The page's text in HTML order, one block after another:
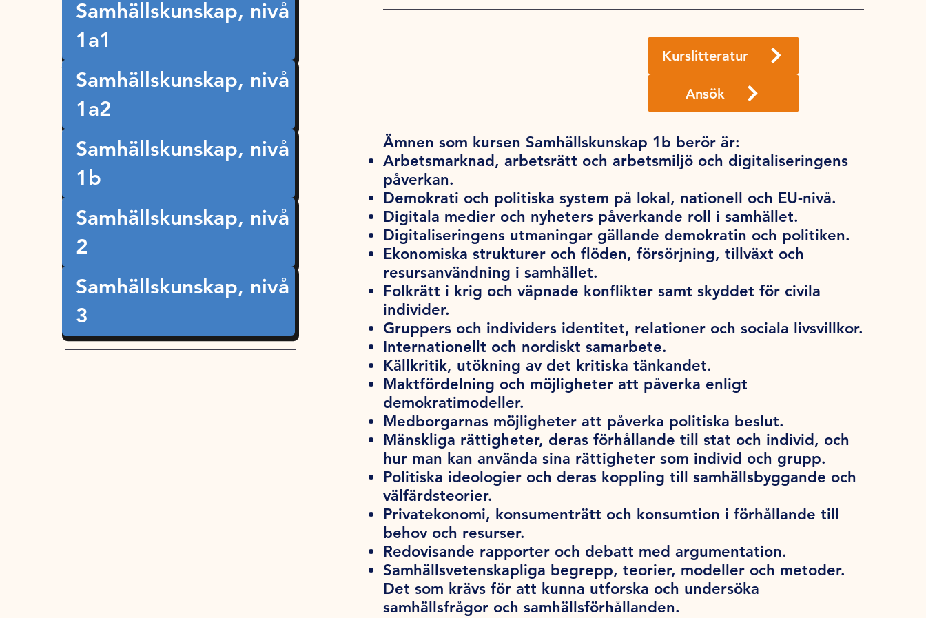
Samhällskunskap, nivå
1a1
Samhällskunskap, nivå
1a2
Samhällskunskap, nivå
1b
Samhällskunskap, nivå
2
Samhällskunskap, nivå
3
Kurslitteratur
Ansök
Ämnen som kursen Samhällskunskap 1b berör är:
Arbetsmarknad, arbetsrätt och arbetsmiljö och digitaliseringens
påverkan.
Demokrati och politiska system på lokal, nationell och EU-nivå.
Digitala medier och nyheters påverkande roll i samhället.
Digitaliseringens utmaningar gällande demokratin och politiken.
Ekonomiska strukturer och flöden, försörjning, tillväxt och
resursanvändning i samhället.
Folkrätt i krig och väpnade konflikter samt skyddet för civila
individer.
Gruppers och individers identitet, relationer och sociala livsvillkor.
Internationellt och nordiskt samarbete.
Källkritik, utökning av det kritiska tänkandet.
Maktfördelning och möjligheter att påverka enligt
demokratimodeller.
Medborgarnas möjligheter att påverka politiska beslut.
Mänskliga rättigheter, deras förhållande till stat och individ, och
hur man kan använda sina rättigheter som individ och grupp.
Politiska ideologier och deras koppling till samhällsbyggande och
välfärdsteorier.
Privatekonomi, konsumenträtt och konsumtion i förhållande till
behov och resurser.
Redovisande rapporter och debatt med argumentation.
Samhällsvetenskapliga begrepp, teorier, modeller och metoder.
Det som krävs för att kunna utforska och undersöka
samhällsfrågor och samhällsförhållanden.